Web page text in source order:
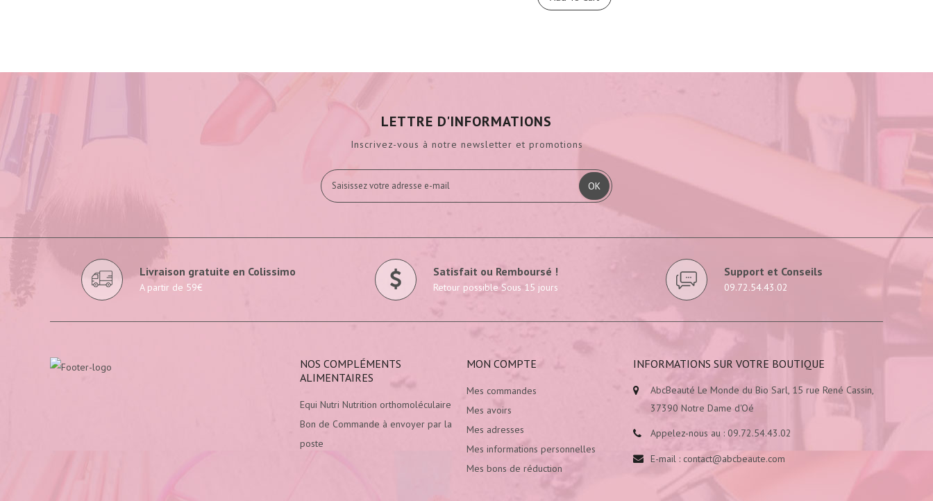
LETTRE D'INFORMATIONS
Inscrivez-vous à notre newsletter et promotions
OK
Livraison gratuite en Colissimo
A partir de 59€
Satisfait ou Remboursé !
Retour possible Sous 15 jours
Support et Conseils
09.72.54.43.02
NOS COMPLÉMENTS
ALIMENTAIRES
Equi Nutri Nutrition orthomoléculaire
Bon de Commande à envoyer par la
poste
MON COMPTE
Mes commandes
Mes avoirs
Mes adresses
Mes informations personnelles
Mes bons de réduction
INFORMATIONS SUR VOTRE BOUTIQUE
AbcBeauté Le Monde du Bio Sarl, 15 rue René Cassin,
37390 Notre Dame d'Oé
Appelez-nous au : 09.72.54.43.02
E-mail : contact@abcbeaute.com